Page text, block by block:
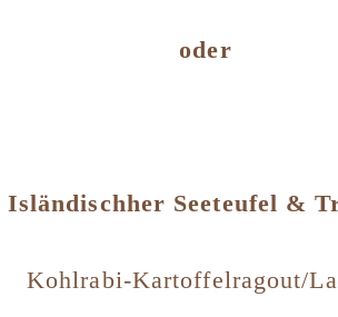
oder
Isländischher Seeteufel &
Kohlrabi-Kartoffelragout/